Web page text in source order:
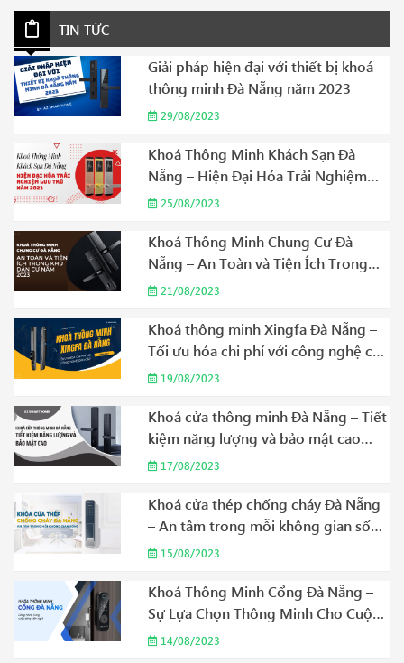
TIN TỨC
Giải pháp hiện đại với thiết bị khoá
thông minh Đà Nẵng năm 2023
29/08/2023
Khoá Thông Minh Khách Sạn Đà
Nẵng – Hiện Đại Hóa Trải Nghiệm
Lưu Trú Năm 2023
25/08/2023
Khoá Thông Minh Chung Cư Đà
Nẵng – An Toàn và Tiện Ích Trong
Khu Dân Cư Năm 2023
21/08/2023
Khoá thông minh Xingfa Đà Nẵng –
Tối ưu hóa chi phí với công nghệ cao
cấp Năm 2023
19/08/2023
Khoá cửa thông minh Đà Nẵng – Tiết
kiệm năng lượng và bảo mật cao
Năm 2023
17/08/2023
Khoá cửa thép chống cháy Đà Nẵng
– An tâm trong mỗi không gian sống
Năm 2023
15/08/2023
Khoá Thông Minh Cổng Đà Nẵng –
Sự Lựa Chọn Thông Minh Cho Cuộc
Sống Hiện Đại Năm 2023
14/08/2023